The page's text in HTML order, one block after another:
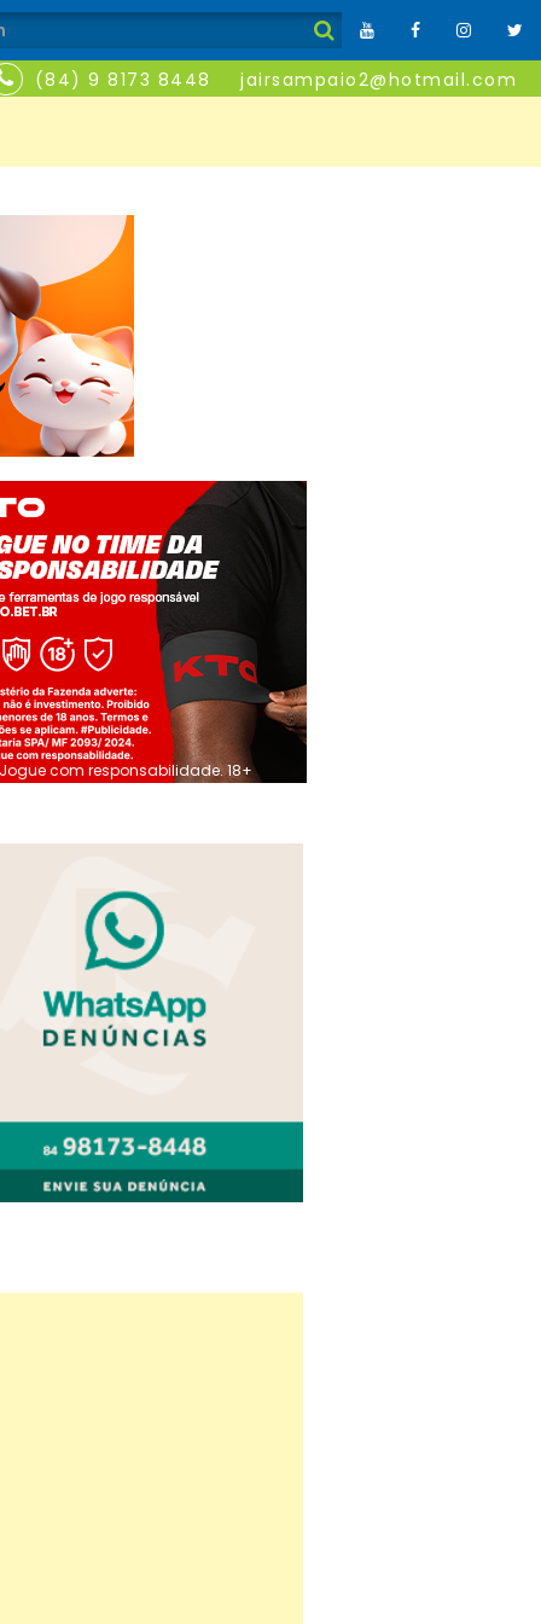
(84) 9 8173 8448 jairsampaio2@hotmail.com
Jogue com responsabilidade. 18+